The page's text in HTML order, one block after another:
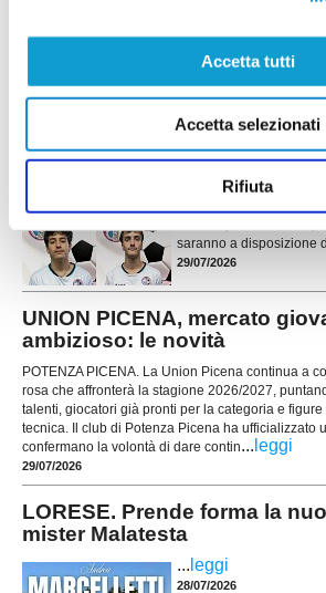
Accetta tutti
Accetta selezionati
Rifiuta
ELITE TOLENTINO conferma
ecco altri quattro giovani
Tolentino in vista del
saranno a disposizione
29/07/2026
UNION PICENA, mercato
ambizioso: le novità
POTENZA PICENA. La Union Picena continua a
rosa che affronterà la stagione 2026/2027,
talenti, giocatori già pronti per la categoria e
tecnica. Il club di Potenza Picena ha ufficializzato
confermano la volontà di dare contin... leggi
29/07/2026
LORESE. Prende forma la
mister Malatesta
... leggi
28/07/2026